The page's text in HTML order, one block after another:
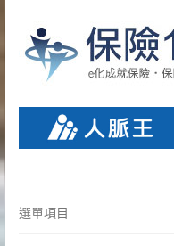
選
選單項目